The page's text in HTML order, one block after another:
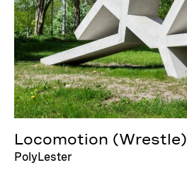
Locomotion (Wrestle)
PolyLester